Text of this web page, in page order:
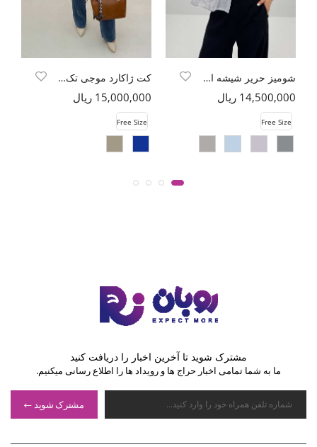
شومیز حریر شیشه ای طرح محو کد 7003
14,500,000 ریال
Free Size
کت ژاکارد موجی تک دکمه طرح بتجقه
15,000,000 ریال
Free Size
مشترک شوید تا آخرین اخبار را دریافت کنید
ما به شما تمامی اخبار حراج ها و رویداد ها را اطلاع رسانی میکنیم.
مشترک شوید